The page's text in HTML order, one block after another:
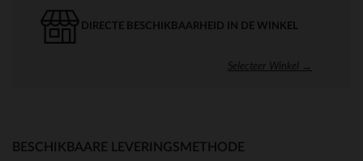
DIRECTE BESCHIKBAARHEID IN DE WINKEL
Selecteer Winkel →
BESCHIKBAARE LEVERINGSMETHODE